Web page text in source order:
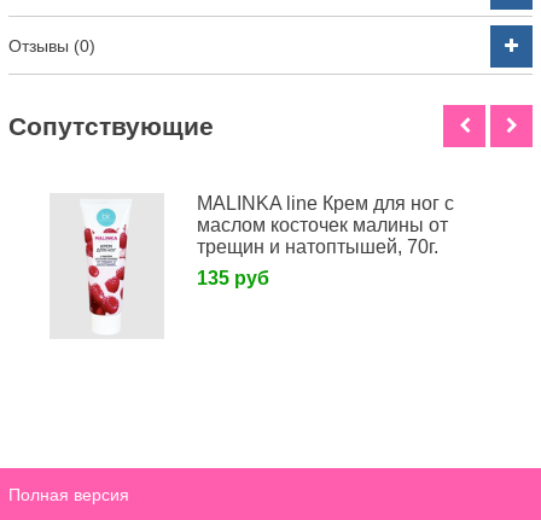
Отзывы (0)
Cопутствующие
MALINKA line Крем для ног с
маслом косточек малины от
трещин и натоптышей, 70г.
135 руб
Полная версия